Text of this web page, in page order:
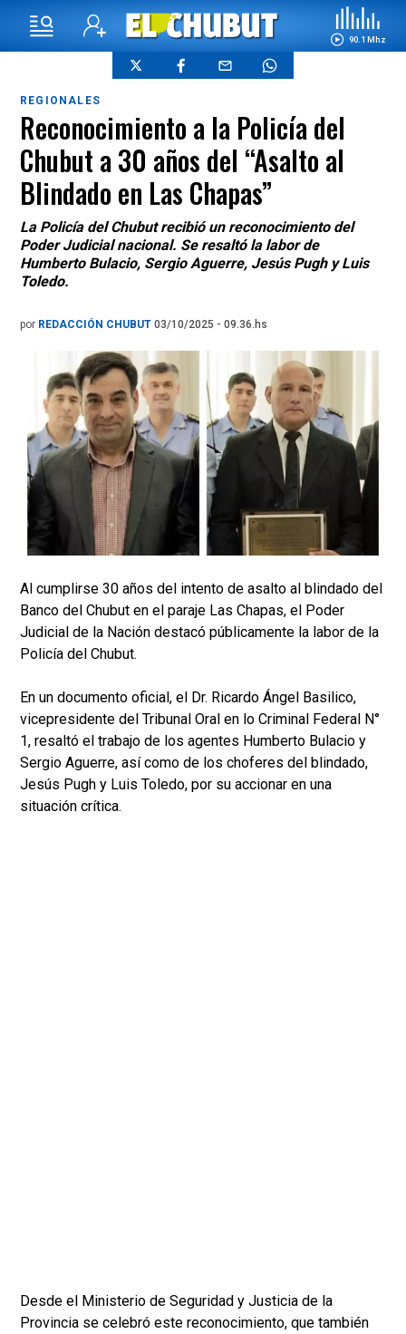
90.1 Mhz
REGIONALES
Reconocimiento a la Policía del
Chubut a 30 años del “Asalto al
Blindado en Las Chapas”
La Policía del Chubut recibió un reconocimiento del
Poder Judicial nacional. Se resaltó la labor de
Humberto Bulacio, Sergio Aguerre, Jesús Pugh y Luis
Toledo.
por REDACCIÓN CHUBUT 03/10/2025 - 09.36.hs
Al cumplirse 30 años del intento de asalto al blindado del
Banco del Chubut en el paraje Las Chapas, el Poder
Judicial de la Nación destacó públicamente la labor de la
Policía del Chubut.
En un documento oficial, el Dr. Ricardo Ángel Basilico,
vicepresidente del Tribunal Oral en lo Criminal Federal N°
1, resaltó el trabajo de los agentes Humberto Bulacio y
Sergio Aguerre, así como de los choferes del blindado,
Jesús Pugh y Luis Toledo, por su accionar en una
situación crítica.
Desde el Ministerio de Seguridad y Justicia de la
Provincia se celebró este reconocimiento, que también